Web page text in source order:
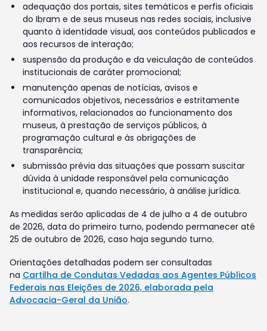
adequação dos portais, sites temáticos e perfis oficiais
do Ibram e de seus museus nas redes sociais, inclusive
quanto à identidade visual, aos conteúdos publicados e
aos recursos de interação;
suspensão da produção e da veiculação de conteúdos
institucionais de caráter promocional;
manutenção apenas de notícias, avisos e
comunicados objetivos, necessários e estritamente
informativos, relacionados ao funcionamento dos
museus, à prestação de serviços públicos, à
programação cultural e às obrigações de
transparência;
submissão prévia das situações que possam suscitar
dúvida à unidade responsável pela comunicação
institucional e, quando necessário, à análise jurídica.
As medidas serão aplicadas de 4 de julho a 4 de outubro
de 2026, data do primeiro turno, podendo permanecer até
25 de outubro de 2026, caso haja segundo turno.
Orientações detalhadas podem ser consultadas
na Cartilha de Condutas Vedadas aos Agentes Públicos
Federais nas Eleições de 2026, elaborada pela
Advocacia-Geral da União.